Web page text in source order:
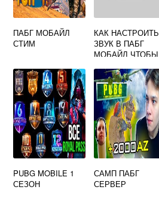
ПАБГ МОБАЙЛ
СТИМ
КАК НАСТРОИТЬ
ЗВУК В ПАБГ
МОБАЙЛ ЧТОБЫ
PUBG MOBILE 1
СЕЗОН
САМП ПАБГ
СЕРВЕР